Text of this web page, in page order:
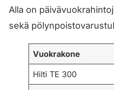
Alla on
sekä
Vuokrakone
Hilti TE 300